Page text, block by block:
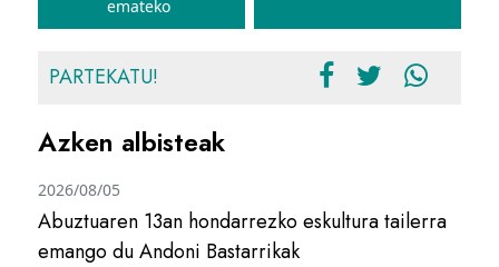
emateko
PARTEKATU!
Azken albisteak
Abuztuaren 13an hondarrezko eskultura tailerra
emango du Andoni Bastarrikak
2026/08/05